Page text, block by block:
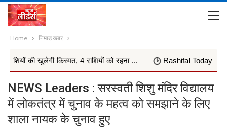
Home निमाड़ खबर
किस्मत, 4 राशियों को रहना ...
Rashifal Today 07 अगस्त 2026
NEWS Leaders : सरस्वती शिशु मंदिर विद्यालय
में लोकतंत्र में चुनाव के महत्व को समझाने के लिए
शाला नायक के चुनाव हुए